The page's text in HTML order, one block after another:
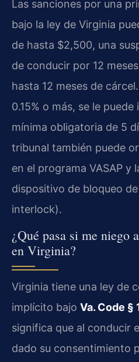
Las sanciones por una
bajo la ley de Virginia
de hasta $2,500, una
de conducir por 12
hasta 12 meses de
0.15% o más, se le
mínima obligatoria de 5
tribunal también puede
en el programa VASAP y
dispositivo de bloqueo
interlock).
¿Qué pasa si me niego
en Virginia?
Virginia tiene una ley de
implícito bajo Va. Code
significa que al conducir
dado su consentimiento